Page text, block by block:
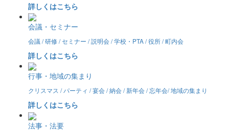
詳しくはこちら
会議・セミナー
会議 / 研修 / セミナー / 説明会 / 学校・PTA / 役所 / 町内会
詳しくはこちら
行事・地域の集まり
クリスマス / パーティ / 宴会 / 納会 / 新年会 / 忘年会/ 地域の集まり
詳しくはこちら
法事・法要